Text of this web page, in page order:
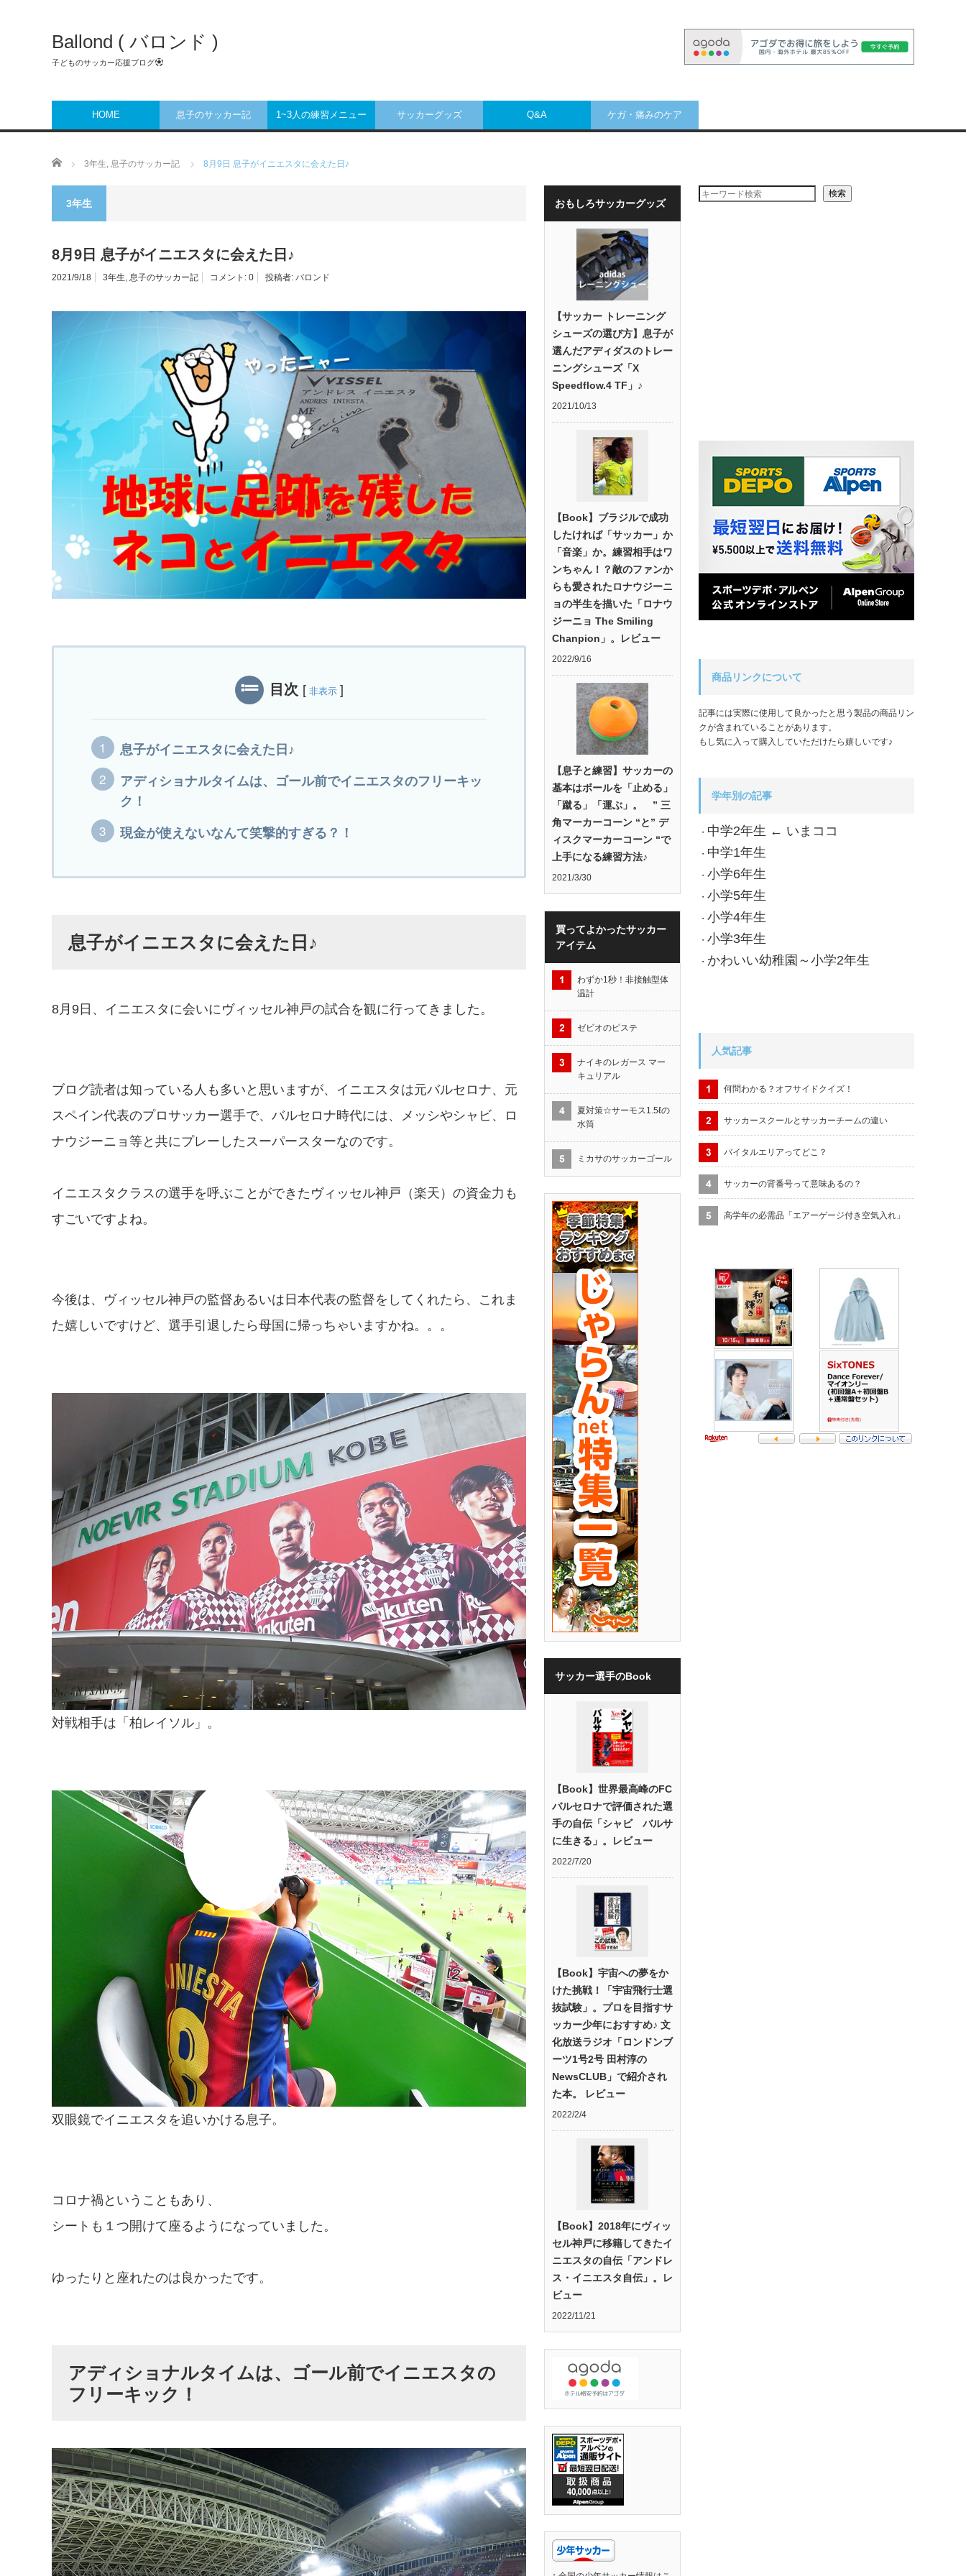
Ballond ( バロンド )
子どものサッカー応援ブログ
HOME 息子のサッカー記 1~3人の練習メニュー サッカーグッズ Q&A ケガ・痛みのケア
ホーム 3年生, 息子のサッカー記 8月9日 息子がイニエスタに会えた日♪
3年生
8月9日 息子がイニエスタに会えた日♪
2021/9/18 3年生, 息子のサッカー記 コメント: 0 投稿者: バロンド
目次 [ 非表示 ]
息子がイニエスタに会えた日♪
アディショナルタイムは、ゴール前でイニエスタのフリーキッ
ク！
現金が使えないなんて笑撃的すぎる？！
息子がイニエスタに会えた日♪
8月9日、イニエスタに会いにヴィッセル神戸の試合を観に行ってきました。
ブログ読者は知っている人も多いと思いますが、イニエスタは元バルセロナ、元
スペイン代表のプロサッカー選手で、バルセロナ時代には、メッシやシャビ、ロ
ナウジーニョ等と共にプレーしたスーパースターなのです。
イニエスタクラスの選手を呼ぶことができたヴィッセル神戸（楽天）の資金力も
すごいですよね。
今後は、ヴィッセル神戸の監督あるいは日本代表の監督をしてくれたら、これま
た嬉しいですけど、選手引退したら母国に帰っちゃいますかね。。。
対戦相手は「柏レイソル」。
双眼鏡でイニエスタを追いかける息子。
コロナ禍ということもあり、
シートも１つ開けて座るようになっていました。
ゆったりと座れたのは良かったです。
アディショナルタイムは、ゴール前でイニエスタの
フリーキック！
おもしろサッカーグッズ
【サッカー トレーニング
シューズの選び方】息子が
選んだアディダスのトレー
ニングシューズ「X
Speedflow.4 TF」♪
2021/10/13
【Book】ブラジルで成功
したければ「サッカー」か
「音楽」か。練習相手はワ
ンちゃん！？敵のファンか
らも愛されたロナウジーニ
ョの半生を描いた「ロナウ
ジーニョ The Smiling
Chanpion」。レビュー
2022/9/16
【息子と練習】サッカーの
基本はボールを「止める」
「蹴る」「運ぶ」。 ” 三
角マーカーコーン “と” デ
ィスクマーカーコーン “で
上手になる練習方法♪
2021/3/30
買ってよかったサッカー
アイテム
わずか1秒！非接触型体
温計
ゼビオのピステ
ナイキのレガース マー
キュリアル
夏対策☆サーモス1.5ℓの
水筒
ミカサのサッカーゴール
サッカー選手のBook
【Book】世界最高峰のFC
バルセロナで評価された選
手の自伝「シャビ バルサ
に生きる」。レビュー
2022/7/20
【Book】宇宙への夢をか
けた挑戦！「宇宙飛行士選
抜試験」。プロを目指すサ
ッカー少年におすすめ♪ 文
化放送ラジオ「ロンドンブ
ーツ1号2号 田村淳の
NewsCLUB」で紹介され
た本。 レビュー
2022/2/4
【Book】2018年にヴィッ
セル神戸に移籍してきたイ
ニエスタの自伝「アンドレ
ス・イニエスタ自伝」。レ
ビュー
2022/11/21
検索
商品リンクについて
記事には実際に使用して良かったと思う製品の商品リン
クが含まれていることがあります。
もし気に入って購入していただけたら嬉しいです♪
学年別の記事
・ 中学2年生 ← いまココ
・ 中学1年生
・ 小学6年生
・ 小学5年生
・ 小学4年生
・ 小学3年生
・ かわいい幼稚園～小学2年生
人気記事
何問わかる？オフサイドクイズ！
サッカースクールとサッカーチームの違い
バイタルエリアってどこ？
サッカーの背番号って意味あるの？
高学年の必需品「エアーゲージ付き空気入れ」